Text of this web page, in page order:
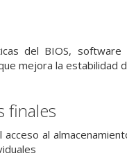
del BIOS,
mejora la estabilidad
finales
al